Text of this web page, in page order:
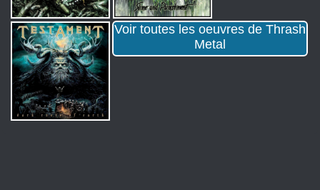
Voir toutes les oeuvres de Thrash
Metal